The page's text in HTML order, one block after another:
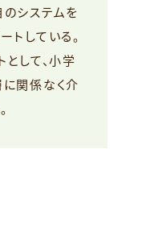
システムを
トしている。
して、小学
関係なく介